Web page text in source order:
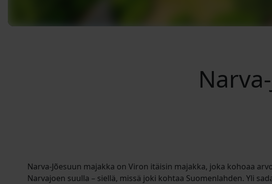
Narva-Jõesuun majakka on Viron itäisin majakka, joka kohoaa
Narvajoen suulla – siellä, missä joki kohtaa Suomenlahden. Yli